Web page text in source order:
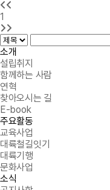
1
소개
설립취지
함께하는 사람
연혁
찾아오시는 길
E-book
주요활동
교육사업
대륙철길잇기
대륙기행
문화사업
소식